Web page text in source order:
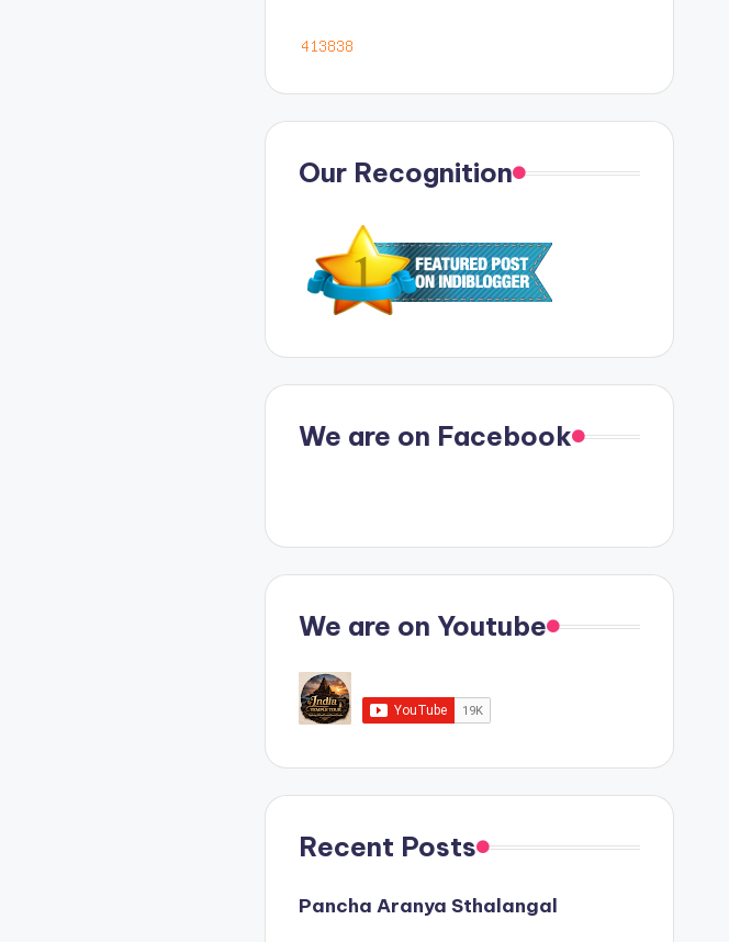
Our Recognition
We are on Facebook
We are on Youtube
Recent Posts
Pancha Aranya Sthalangal